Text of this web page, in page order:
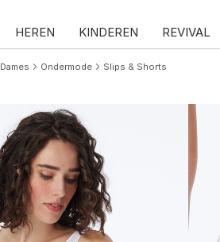
HEREN KINDEREN REVIVAL
Dames Ondermode Slips & Shorts